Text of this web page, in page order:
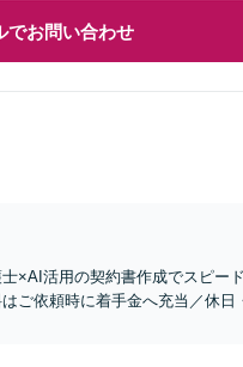
でお問い合わせ
×AI活用の契約書作成でスピー
ご依頼時に着手金へ充当／休日